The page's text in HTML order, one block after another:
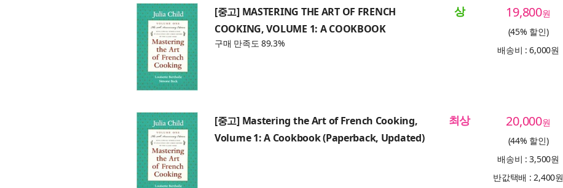
[중고] MASTERING THE ART OF FRENCH
COOKING, VOLUME 1: A COOKBOOK
구매 만족도 89.3%
상 19,800원
(45% 할인)
배송비 : 6,000원
[중고] Mastering the Art of French Cooking,
Volume 1: A Cookbook (Paperback, Updated)
최상 20,000원
(44% 할인)
배송비 : 3,500원
반값택배 : 2,400원